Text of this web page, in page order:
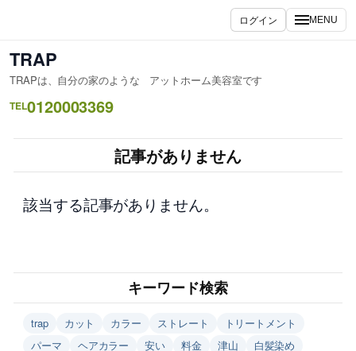
を
ス
キ
ッ
ログイン MENU
TRAP
TRAPは、自分の家のような アットホーム美容室です
TEL0120003369
記事がありません
該当する記事がありません。
キーワード検索
trap カット カラー ストレート
トリートメント
パーマ
ヘアカラー 安い 料金 津山
白髪染め